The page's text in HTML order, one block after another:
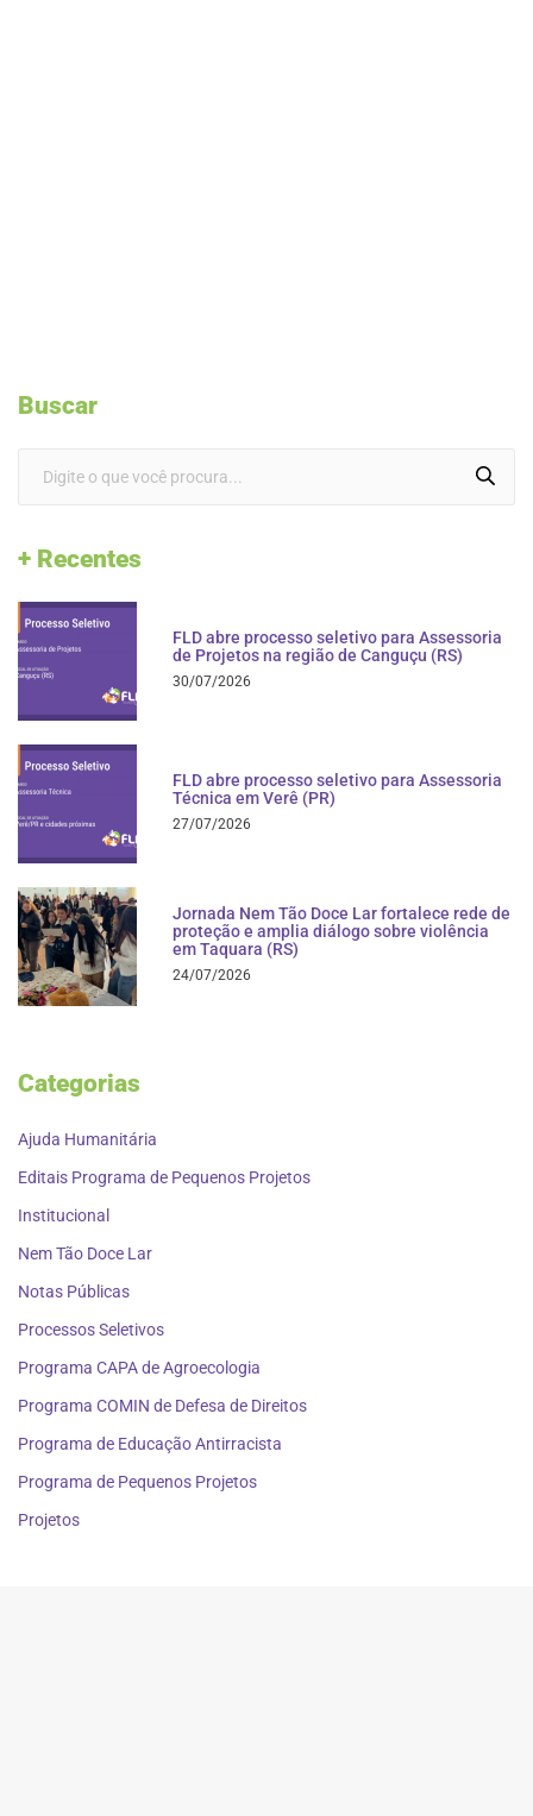
Buscar
+ Recentes
FLD abre processo seletivo para Assessoria
de Projetos na região de Canguçu (RS)
30/07/2026
FLD abre processo seletivo para Assessoria
Técnica em Verê (PR)
27/07/2026
Jornada Nem Tão Doce Lar fortalece rede de
proteção e amplia diálogo sobre violência
em Taquara (RS)
24/07/2026
Categorias
Ajuda Humanitária
Editais Programa de Pequenos Projetos
Institucional
Nem Tão Doce Lar
Notas Públicas
Processos Seletivos
Programa CAPA de Agroecologia
Programa COMIN de Defesa de Direitos
Programa de Educação Antirracista
Programa de Pequenos Projetos
Projetos